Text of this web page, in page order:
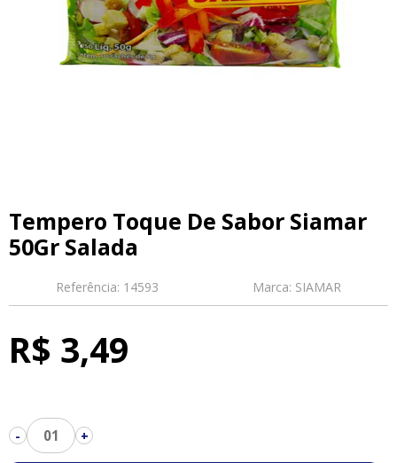
Tempero Toque De Sabor Siamar
50Gr Salada
Referência: 14593 Marca: SIAMAR
R$ 3,49
- 01 +